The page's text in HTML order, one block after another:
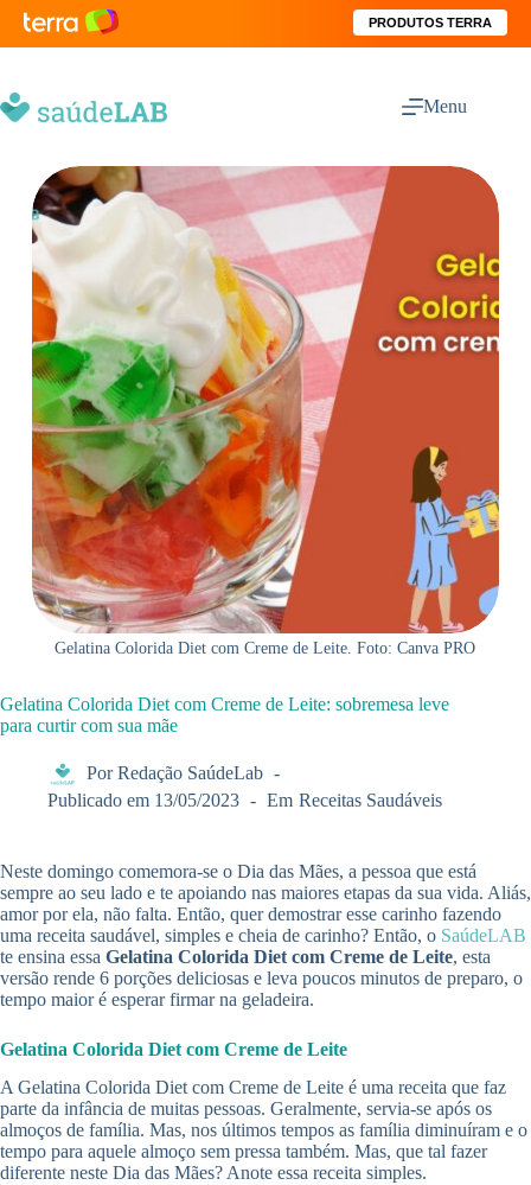
PRODUTOS TERRA
Menu
Gelatina Colorida Diet com Creme de Leite. Foto: Canva PRO
Gelatina Colorida Diet com Creme de Leite: sobremesa leve
para curtir com sua mãe
Por Redação SaúdeLab
Publicado em 13/05/2023 Em Receitas Saudáveis
Neste domingo comemora-se o Dia das Mães, a pessoa que está
sempre ao seu lado e te apoiando nas maiores etapas da sua vida. Aliás,
amor por ela, não falta. Então, quer demostrar esse carinho fazendo
uma receita saudável, simples e cheia de carinho? Então, o SaúdeLAB
te ensina essa Gelatina Colorida Diet com Creme de Leite, esta
versão rende 6 porções deliciosas e leva poucos minutos de preparo, o
tempo maior é esperar firmar na geladeira.
Gelatina Colorida Diet com Creme de Leite
A Gelatina Colorida Diet com Creme de Leite é uma receita que faz
parte da infância de muitas pessoas. Geralmente, servia-se após os
almoços de família. Mas, nos últimos tempos as família diminuíram e o
tempo para aquele almoço sem pressa também. Mas, que tal fazer
diferente neste Dia das Mães? Anote essa receita simples.